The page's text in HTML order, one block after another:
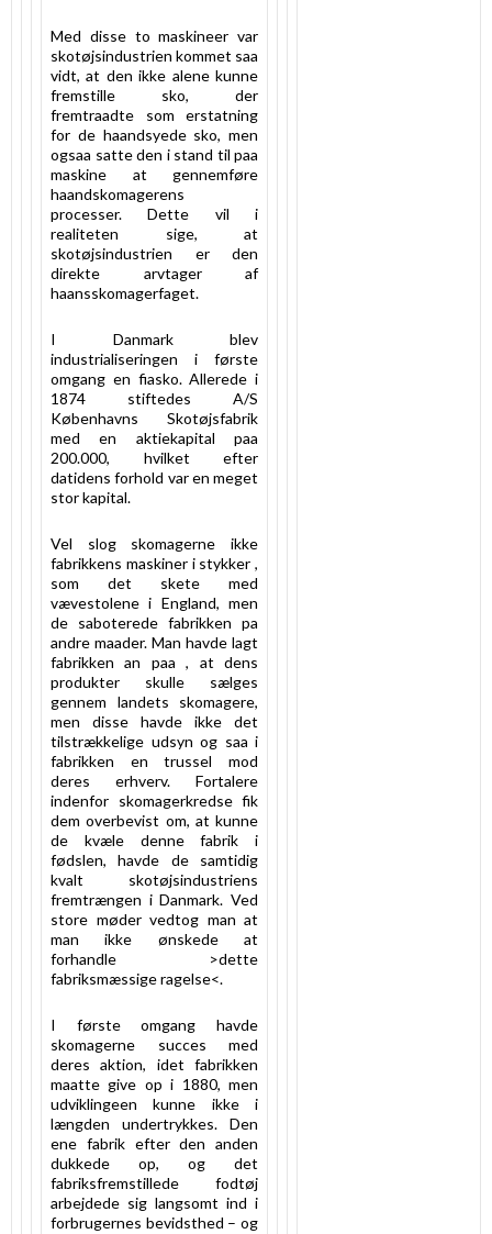
Med disse to maskineer var
skotøjsindustrien kommet saa
vidt, at den ikke alene kunne
fremstille sko, der
fremtraadte som erstatning
for de haandsyede sko, men
ogsaa satte den i stand til paa
maskine at gennemføre
haandskomagerens
processer. Dette vil i
realiteten sige, at
skotøjsindustrien er den
direkte arvtager af
haansskomagerfaget.
I Danmark blev
industrialiseringen i første
omgang en fiasko. Allerede i
1874 stiftedes A/S
Københavns Skotøjsfabrik
med en aktiekapital paa
200.000, hvilket efter
datidens forhold var en meget
stor kapital.
Vel slog skomagerne ikke
fabrikkens maskiner i stykker ,
som det skete med
vævestolene i England, men
de saboterede fabrikken pa
andre maader. Man havde lagt
fabrikken an paa , at dens
produkter skulle sælges
gennem landets skomagere,
men disse havde ikke det
tilstrækkelige udsyn og saa i
fabrikken en trussel mod
deres erhverv. Fortalere
indenfor skomagerkredse fik
dem overbevist om, at kunne
de kvæle denne fabrik i
fødslen, havde de samtidig
kvalt skotøjsindustriens
fremtrængen i Danmark. Ved
store møder vedtog man at
man ikke ønskede at
forhandle >dette
fabriksmæssige ragelse<.
I første omgang havde
skomagerne succes med
deres aktion, idet fabrikken
maatte give op i 1880, men
udviklingeen kunne ikke i
længden undertrykkes. Den
ene fabrik efter den anden
dukkede op, og det
fabriksfremstillede fodtøj
arbejdede sig langsomt ind i
forbrugernes bevidsthed – og